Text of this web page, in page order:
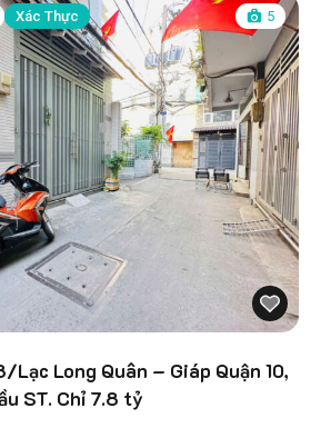
Xác Thực 5
Lạc Long Quân – Giáp Quận 10,
ST. Chỉ 7.8 tỷ